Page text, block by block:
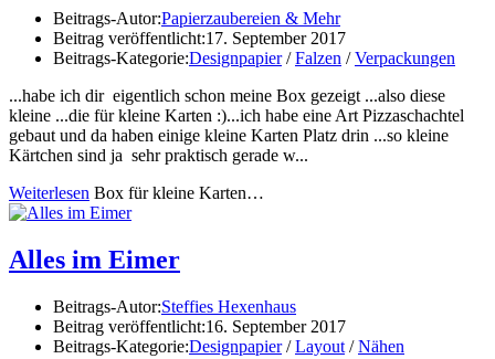
Beitrags-Autor:Papierzaubereien & Mehr
Beitrag veröffentlicht:17. September 2017
Beitrags-Kategorie:Designpapier / Falzen / Verpackungen
...habe ich dir eigentlich schon meine Box gezeigt ...also diese
kleine ...die für kleine Karten :)...ich habe eine Art Pizzaschachtel
gebaut und da haben einige kleine Karten Platz drin ...so kleine
Kärtchen sind ja sehr praktisch gerade w...
Weiterlesen Box für kleine Karten…
Alles im Eimer
Beitrags-Autor:Steffies Hexenhaus
Beitrag veröffentlicht:16. September 2017
Beitrags-Kategorie:Designpapier / Layout / Nähen